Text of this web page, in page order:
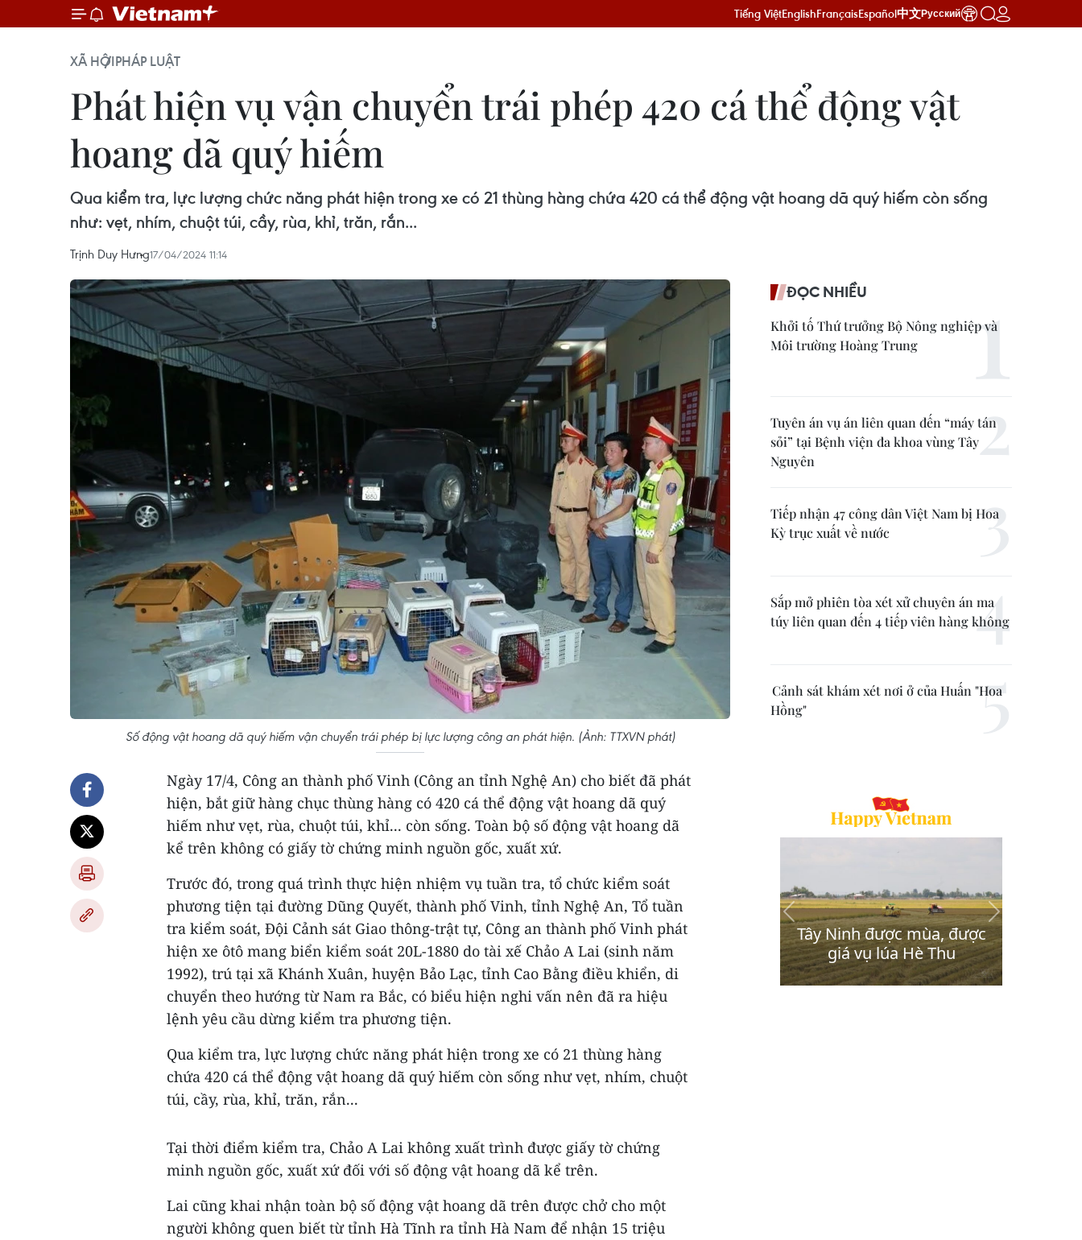
Tiếng ViệtEnglishFrançaisEspañol中文Русский
XÃ HỘIPHÁP LUẬT
Phát hiện vụ vận chuyển trái phép 420 cá thể động vật
hoang dã quý hiếm
Qua kiểm tra, lực lượng chức năng phát hiện trong xe có 21 thùng hàng chứa 420 cá thể động vật hoang dã quý hiếm còn sống
như: vẹt, nhím, chuột túi, cầy, rùa, khỉ, trăn, rắn...
Trịnh Duy Hưng17/04/2024 11:14
Số động vật hoang dã quý hiếm vận chuyển trái phép bị lực lượng công an phát hiện. (Ảnh: TTXVN phát)
Ngày 17/4, Công an thành phố Vinh (Công an tỉnh Nghệ An) cho biết đã phát
hiện, bắt giữ hàng chục thùng hàng có 420 cá thể động vật hoang dã quý
hiếm như vẹt, rùa, chuột túi, khỉ... còn sống. Toàn bộ số động vật hoang dã
kể trên không có giấy tờ chứng minh nguồn gốc, xuất xứ.
Trước đó, trong quá trình thực hiện nhiệm vụ tuần tra, tổ chức kiểm soát
phương tiện tại đường Dũng Quyết, thành phố Vinh, tỉnh Nghệ An, Tổ tuần
tra kiểm soát, Đội Cảnh sát Giao thông-trật tự, Công an thành phố Vinh phát
hiện xe ôtô mang biển kiểm soát 20L-1880 do tài xế Chảo A Lai (sinh năm
1992), trú tại xã Khánh Xuân, huyện Bảo Lạc, tỉnh Cao Bằng điều khiển, di
chuyển theo hướng từ Nam ra Bắc, có biểu hiện nghi vấn nên đã ra hiệu
lệnh yêu cầu dừng kiểm tra phương tiện.
Qua kiểm tra, lực lượng chức năng phát hiện trong xe có 21 thùng hàng
chứa 420 cá thể động vật hoang dã quý hiếm còn sống như vẹt, nhím, chuột
túi, cầy, rùa, khỉ, trăn, rắn...
Tại thời điểm kiểm tra, Chảo A Lai không xuất trình được giấy tờ chứng
minh nguồn gốc, xuất xứ đối với số động vật hoang dã kể trên.
Lai cũng khai nhận toàn bộ số động vật hoang dã trên được chở cho một
người không quen biết từ tỉnh Hà Tĩnh ra tỉnh Hà Nam để nhận 15 triệu
ĐỌC NHIỀU
Khởi tố Thứ trưởng Bộ Nông nghiệp và
Môi trường Hoàng Trung
Tuyên án vụ án liên quan đến “máy tán
sỏi” tại Bệnh viện đa khoa vùng Tây
Nguyên
Tiếp nhận 47 công dân Việt Nam bị Hoa
Kỳ trục xuất về nước
Sắp mở phiên tòa xét xử chuyên án ma
túy liên quan đến 4 tiếp viên hàng không
Cảnh sát khám xét nơi ở của Huấn "Hoa
Hồng"